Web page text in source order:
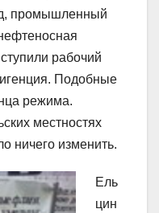
промышленный
рабочий
Подобные
режима.
местностях
ничего изменить.
Ель
цин